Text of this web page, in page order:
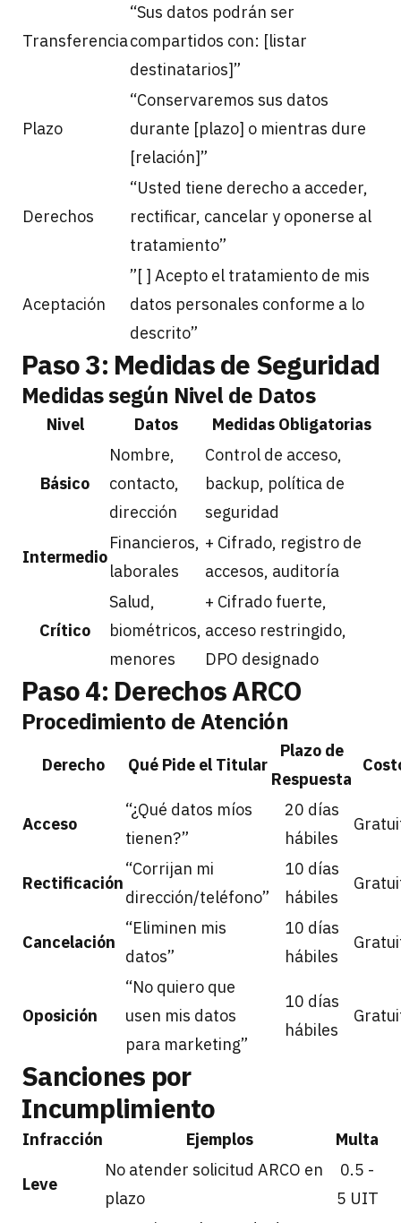
Transferencia
“Sus datos podrán ser
compartidos con: [listar
destinatarios]”
Plazo
“Conservaremos sus datos
durante [plazo] o mientras dure
[relación]”
Derechos
“Usted tiene derecho a acceder,
rectificar, cancelar y oponerse al
tratamiento”
Aceptación
”[ ] Acepto el tratamiento de mis
datos personales conforme a lo
descrito”
Paso 3: Medidas de Seguridad
Medidas según Nivel de Datos
Nivel Datos Medidas Obligatorias
Básico
Nombre,
contacto,
dirección
Control de acceso,
backup, política de
seguridad
Intermedio
Financieros,
laborales
+ Cifrado, registro de
accesos, auditoría
Crítico
Salud,
biométricos,
menores
+ Cifrado fuerte,
acceso restringido,
DPO designado
Paso 4: Derechos ARCO
Procedimiento de Atención
Derecho Qué Pide el Titular
Plazo de
Respuesta
Acceso
“¿Qué datos míos
tienen?”
20 días
hábiles
Rectificación
“Corrijan mi
dirección/teléfono”
10 días
hábiles
Cancelación
“Eliminen mis
datos”
10 días
hábiles
Oposición
“No quiero que
usen mis datos
para marketing”
10 días
hábiles
Sanciones por
Incumplimiento
Infracción Ejemplos Multa
Leve
No atender solicitud ARCO en
plazo
0.5 -
5 UIT